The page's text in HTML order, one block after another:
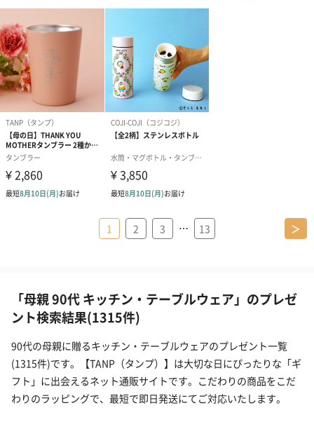
1 2 3 … 13 ＞
「母親 90代 キッチン・テーブルウェア」のプレゼ
ント検索結果(1315件)
90代の母親に贈るキッチン・テーブルウェアのプレゼント一覧
(1315件)です。【TANP（タンプ）】は大切な日にぴったりな「ギ
フト」に出会えるネット通販サイトです。こだわりの商品をこだ
わりのラッピングで、最短で即日発送にてご対応いたします。